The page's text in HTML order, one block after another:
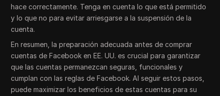
hace correctamente. Tenga en cuenta lo que está permitido
y lo que no para evitar arriesgarse a la suspensión de la
cuenta.
En resumen, la preparación adecuada antes de comprar
cuentas de Facebook en EE. UU. es crucial para garantizar
que las cuentas permanezcan seguras, funcionales y
cumplan con las reglas de Facebook. Al seguir estos pasos,
puede maximizar los beneficios de estas cuentas para su